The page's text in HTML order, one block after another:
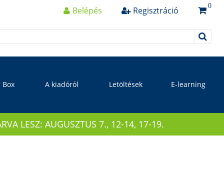
Belépés Regisztráció 0
Box A kiadóról Letöltések E-learning
LESZ: AUGUSZTUS 7., 12-14, 17-19.